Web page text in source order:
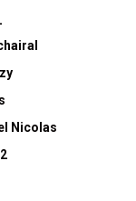
Nicolas